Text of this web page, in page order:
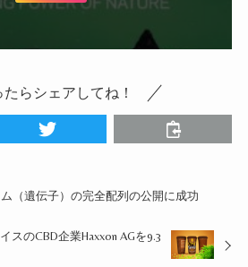
たらシェアしてね！
（遺伝子）の完全配列の公開に成功
スのCBD企業Haxxon AGを9.3